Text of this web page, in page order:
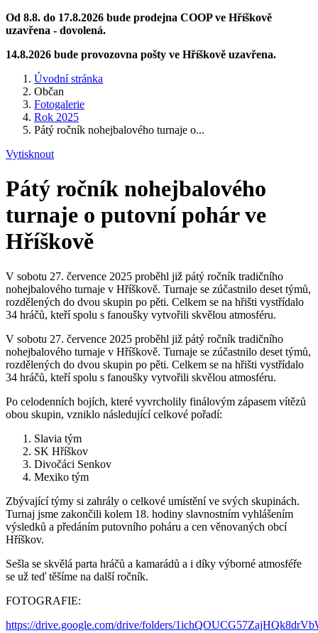
Od 8.8. do 17.8.2026 bude prodejna COOP ve Hříškově
uzavřena - dovolená.
14.8.2026 bude provozovna pošty ve Hříškově uzavřena.
Úvodní stránka
Občan
Fotogalerie
Rok 2025
Pátý ročník nohejbalového turnaje o...
Vytisknout
Pátý ročník nohejbalového
turnaje o putovní pohár ve
Hříškově
V sobotu 27. července 2025 proběhl již pátý ročník tradičního
nohejbalového turnaje v Hříškově. Turnaje se zúčastnilo deset týmů,
rozdělených do dvou skupin po pěti. Celkem se na hřišti vystřídalo
34 hráčů, kteří spolu s fanoušky vytvořili skvělou atmosféru.
V sobotu 27. července 2025 proběhl již pátý ročník tradičního
nohejbalového turnaje v Hříškově. Turnaje se zúčastnilo deset týmů,
rozdělených do dvou skupin po pěti. Celkem se na hřišti vystřídalo
34 hráčů, kteří spolu s fanoušky vytvořili skvělou atmosféru.
Po celodenních bojích, které vyvrcholily finálovým zápasem vítězů
obou skupin, vzniklo následující celkové pořadí:
Slavia tým
SK Hříškov
Divočáci Senkov
Mexiko tým
Zbývající týmy si zahrály o celkové umístění ve svých skupinách.
Turnaj jsme zakončili kolem 18. hodiny slavnostním vyhlášením
výsledků a předáním putovního poháru a cen věnovaných obcí
Hříškov.
Sešla se skvělá parta hráčů a kamarádů a i díky výborné atmosféře
se už teď těšíme na další ročník.
FOTOGRAFIE:
https://drive.google.com/drive/folders/